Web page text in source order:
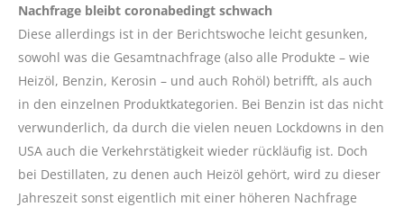
Nachfrage bleibt coronabedingt schwach
Diese allerdings ist in der Berichtswoche leicht gesunken,
sowohl was die Gesamtnachfrage (also alle Produkte – wie
Heizöl, Benzin, Kerosin – und auch Rohöl) betrifft, als auch
in den einzelnen Produktkategorien. Bei Benzin ist das nicht
verwunderlich, da durch die vielen neuen Lockdowns in den
USA auch die Verkehrstätigkeit wieder rückläufig ist. Doch
bei Destillaten, zu denen auch Heizöl gehört, wird zu dieser
Jahreszeit sonst eigentlich mit einer höheren Nachfrage